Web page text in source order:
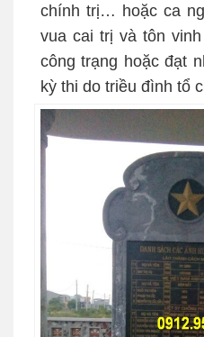
chính trị… hoặc ca
vua cai trị và tôn
công trạng hoặc đạt
kỳ thi do triều đình tổ